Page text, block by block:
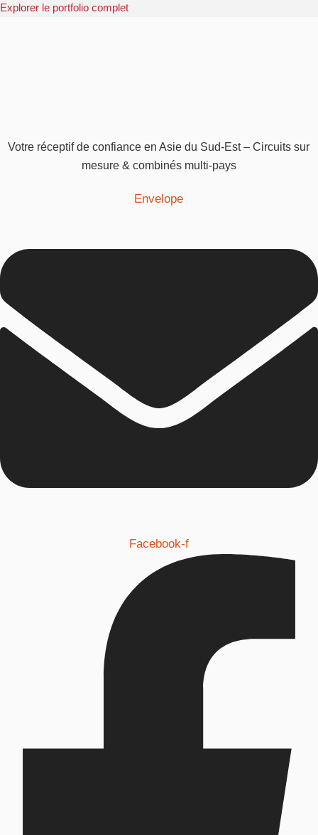
Explorer le portfolio complet
Votre réceptif de confiance en Asie du Sud-Est – Circuits sur
mesure & combinés multi-pays
Envelope
Facebook-f